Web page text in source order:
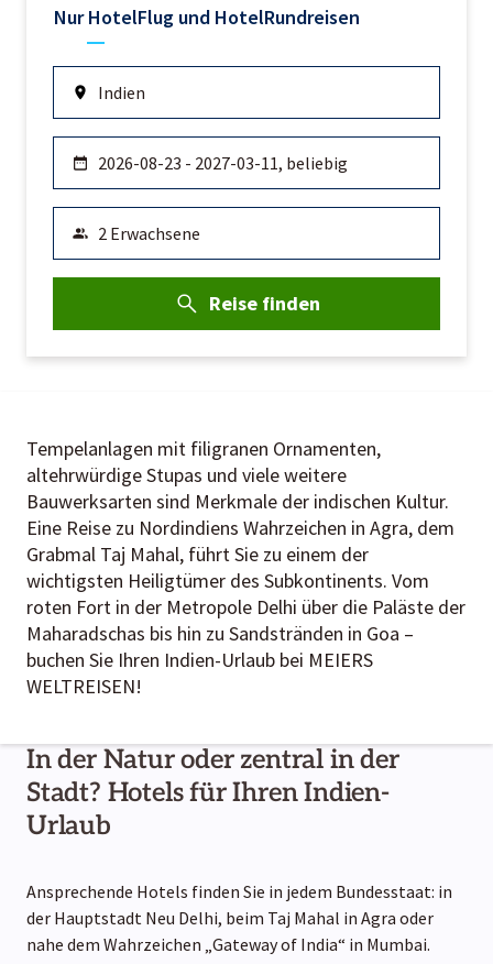
Nur HotelFlug und HotelRundreisen
Reise finden
Tempelanlagen mit filigranen Ornamenten,
altehrwürdige Stupas und viele weitere
Bauwerksarten sind Merkmale der indischen Kultur.
Eine Reise zu Nordindiens Wahrzeichen in Agra, dem
Grabmal Taj Mahal, führt Sie zu einem der
wichtigsten Heiligtümer des Subkontinents. Vom
roten Fort in der Metropole Delhi über die Paläste der
Maharadschas bis hin zu Sandstränden in Goa –
buchen Sie Ihren Indien-Urlaub bei MEIERS
WELTREISEN!
In der Natur oder zentral in der
Stadt? Hotels für Ihren Indien-
Urlaub
Ansprechende Hotels finden Sie in jedem Bundesstaat: in
der Hauptstadt Neu Delhi, beim Taj Mahal in Agra oder
nahe dem Wahrzeichen „Gateway of India“ in Mumbai.